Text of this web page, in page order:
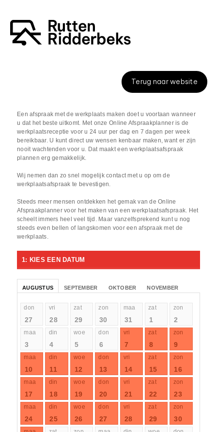
Terug naar website
Een afspraak met de werkplaats maken doet u voortaan wanneer
u dat het beste uitkomt. Met onze Online Afspraakplanner is de
werkplaatsreceptie voor u 24 uur per dag en 7 dagen per week
bereikbaar. U kunt direct uw wensen kenbaar maken, want er zijn
nooit wachtenden voor u. Dat maakt een werkplaatsafspraak
plannen erg gemakkelijk.
Wij nemen dan zo snel mogelijk contact met u op om de
werkplaatsafspraak te bevestigen.
Steeds meer mensen ontdekken het gemak van de Online
Afspraakplanner voor het maken van een werkplaatsafspraak. Het
scheelt immers heel veel tijd. Maar vanzelfsprekend kunt u nog
steeds even bellen of langskomen voor een afspraak met de
werkplaats.
1: KIES EEN DATUM
AUGUSTUS SEPTEMBER OKTOBER NOVEMBER
don
27
vri
28
zat
29
zon
30
maa
31
zat
1
zon
2
maa
3
din
4
woe
5
don
6
vri
7
zat
8
zon
9
maa
10
din
11
woe
12
don
13
vri
14
zat
15
zon
16
maa
17
din
18
woe
19
don
20
vri
21
zat
22
zon
23
maa
24
din
25
woe
26
don
27
vri
28
zat
29
zon
30